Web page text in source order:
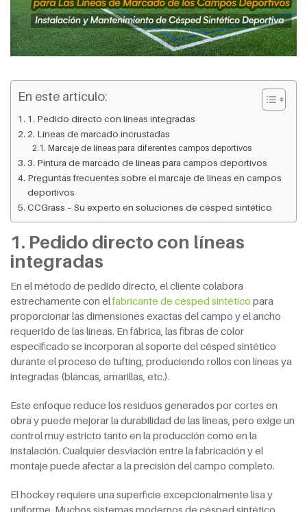
En este artículo:
1. Pedido directo con líneas integradas
2. Líneas de marcado incrustadas
Marcaje de líneas para diferentes campos deportivos
3. Pintura de marcado de líneas para campos deportivos
Preguntas frecuentes sobre el marcaje de líneas en campos
deportivos
CCGrass – Su experto en soluciones de césped sintético
1. Pedido directo con líneas
integradas
En el método de pedido directo, el cliente colabora
estrechamente con elfabricante de césped sintético para
proporcionar las dimensiones exactas del campo y el ancho
requerido de las líneas. En fábrica, las fibras de color
especificado se incorporan al soporte del césped sintético
durante el proceso de tufting, produciendo rollos con líneas ya
integradas (blancas, amarillas, etc.).
Este enfoque reduce los residuos generados por cortes en
obra y puede mejorar la durabilidad de las líneas, pero exige un
control muy estricto tanto en la producción como en la
instalación. Cualquier desviación entre la fabricación y el
montaje puede afectar a la precisión del campo completo.
El hockey requiere una superficie excepcionalmente lisa y
uniforme. Muchos sistemas modernos de césped sintético